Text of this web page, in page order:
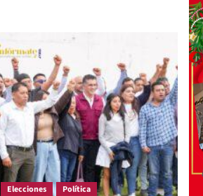
Elecciones Política